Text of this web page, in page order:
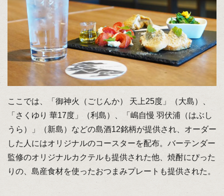
ここでは、「御神火（ごじんか） 天上25度」（大島）、
「さくゆり 華17度」（利島）、「嶋自慢 羽伏浦（はぶし
うら）」（新島）などの島酒12銘柄が提供され、オーダー
した人にはオリジナルのコースターを配布。バーテンダー
監修のオリジナルカクテルも提供された他、焼酎にぴった
りの、島産食材を使ったおつまみプレートも提供された。